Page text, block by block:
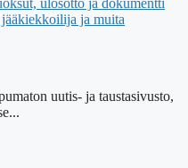
ulosotto ja dokumentti
ja muita
uutis- ja taustasivusto,